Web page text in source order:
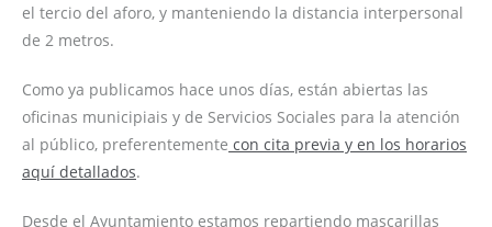
el tercio del aforo, y manteniendo la distancia interpersonal
de 2 metros.
Como ya publicamos hace unos días, están abiertas las
oficinas municipiais y de Servicios Sociales para la atención
al público, preferentemente con cita previa y en los horarios
aquí detallados.
Desde el Ayuntamiento estamos repartiendo mascarillas